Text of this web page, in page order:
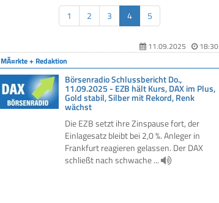
1 2 3 4 5
11.09.2025
18:30
MÃ¤rkte + Redaktion
Börsenradio Schlussbericht Do.,
11.09.2025 - EZB hält Kurs, DAX im Plus,
Gold stabil, Silber mit Rekord, Renk
wächst
Die EZB setzt ihre Zinspause fort, der
Einlagesatz bleibt bei 2,0 %. Anleger in
Frankfurt reagieren gelassen. Der DAX
schließt nach schwache ...